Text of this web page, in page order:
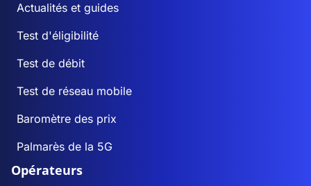
Actualités et guides
Test d'éligibilité
Test de débit
Test de réseau mobile
Baromètre des prix
Palmarès de la 5G
Opérateurs